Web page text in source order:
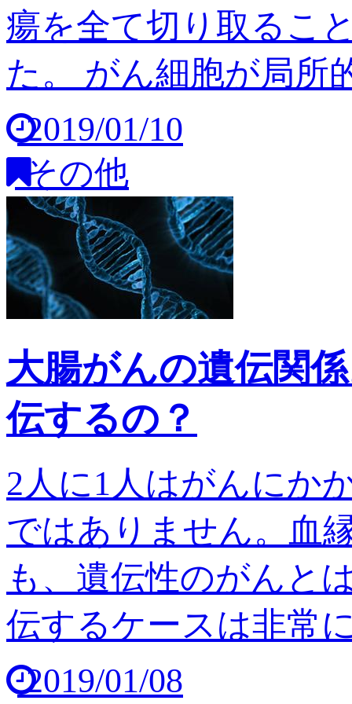
瘍を全て切り取るこ
た。 がん細胞が局所
2019/01/10
その他
大腸がんの遺伝関
伝するの？
2人に1人はがんにか
ではありません。血
も、遺伝性のがんと
伝するケースは非常
2019/01/08